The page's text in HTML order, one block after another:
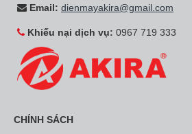
Email: dienmayakira@gmail.com
Khiếu nại dịch vụ: 0967 719 333
CHÍNH SÁCH